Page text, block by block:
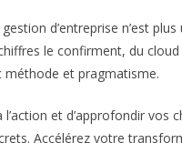
d’entreprise n’est
le confirment, du
méthode et pragmatisme.
l’action et d’approfondir
Accélérez votre